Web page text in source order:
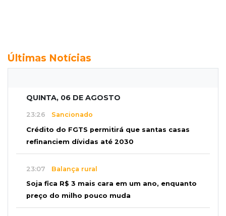
Últimas Notícias
QUINTA, 06 DE AGOSTO
23:26 Sancionado
Crédito do FGTS permitirá que santas casas
refinanciem dívidas até 2030
23:07 Balança rural
Soja fica R$ 3 mais cara em um ano, enquanto
preço do milho pouco muda